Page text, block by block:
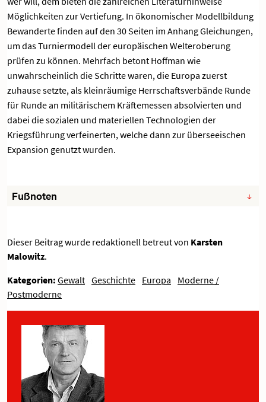
Möglichkeiten zur Vertiefung. In ökonomischer Modellbildung
Bewanderte finden auf den 30 Seiten im Anhang Gleichungen,
um das Turniermodell der europäischen Welteroberung
prüfen zu können. Mehrfach betont Hoffman wie
unwahrscheinlich die Schritte waren, die Europa zuerst
zuhause setzte, als kleinräumige Herrschaftsverbände Runde
für Runde an militärischem Kräftemessen absolvierten und
dabei die sozialen und materiellen Technologien der
Kriegsführung verfeinerten, welche dann zur überseeischen
Expansion genutzt wurden.
Fußnoten
Dieser Beitrag wurde redaktionell betreut von Karsten
Malowitz.
Kategorien: Gewalt Geschichte Europa
Moderne /
Postmoderne